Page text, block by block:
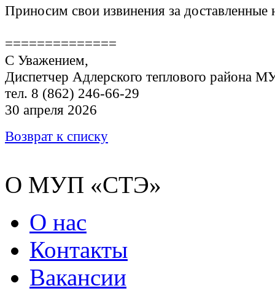
Приносим свои извинения за доставленные
==============
С Уважением,
Диспетчер Адлерского теплового района
тел. 8 (862) 246-66-29
30 апреля 2026
Возврат к списку
О МУП «СТЭ»
О нас
Контакты
Вакансии